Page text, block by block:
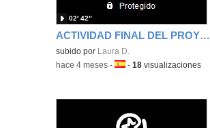
ACTIVIDAD FINAL DEL PROYECTO
subido por Laura D.
02′ 42″
-hace 4 meses -Idioma:
-18 visualizaciones